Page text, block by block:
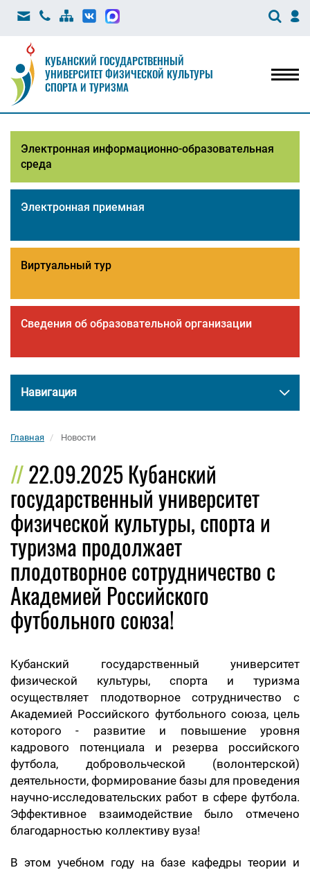
КУБАНСКИЙ ГОСУДАРСТВЕННЫЙ
УНИВЕРСИТЕТ ФИЗИЧЕСКОЙ КУЛЬТУРЫ
СПОРТА И ТУРИЗМА
Электронная информационно-образовательная
среда
Электронная приемная
Виртуальный тур
Сведения об образовательной организации
Навигация
Главная Новости
22.09.2025 Кубанский
государственный университет
физической культуры, спорта и
туризма продолжает
плодотворное сотрудничество с
Академией Российского
футбольного союза!
Кубанский государственный университет
физической культуры, спорта и туризма
осуществляет плодотворное сотрудничество с
Академией Российского футбольного союза, цель
которого - развитие и повышение уровня
кадрового потенциала и резерва российского
футбола, добровольческой (волонтерской)
деятельности, формирование базы для проведения
научно-исследовательских работ в сфере футбола.
Эффективное взаимодействие было отмечено
благодарностью коллективу вуза!
В этом учебном году на базе кафедры теории и